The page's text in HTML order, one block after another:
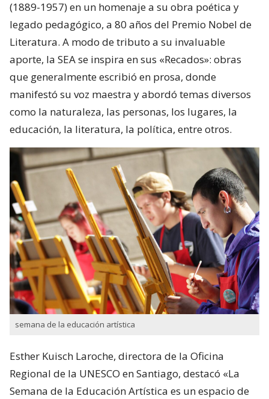
(1889-1957) en un homenaje a su obra poética y
legado pedagógico, a 80 años del Premio Nobel de
Literatura. A modo de tributo a su invaluable
aporte, la SEA se inspira en sus «Recados»: obras
que generalmente escribió en prosa, donde
manifestó su voz maestra y abordó temas diversos
como la naturaleza, las personas, los lugares, la
educación, la literatura, la política, entre otros.
semana de la educación artística
Esther Kuisch Laroche, directora de la Oficina
Regional de la UNESCO en Santiago, destacó «La
Semana de la Educación Artística es un espacio de